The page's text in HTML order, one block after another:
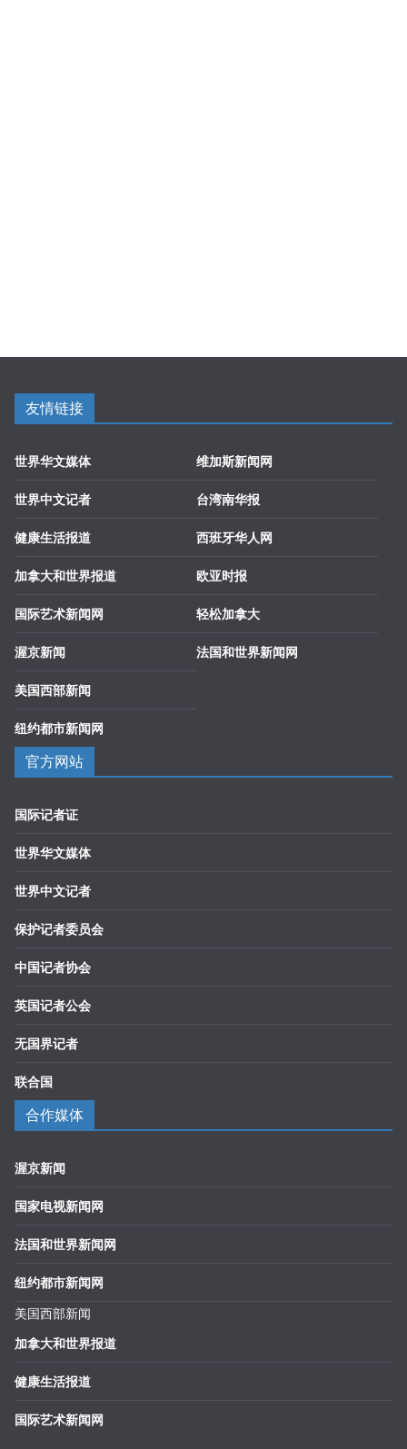
友情链接
世界华文媒体
世界中文记者
健康生活报道
加拿大和世界报道
国际艺术新闻网
渥京新闻
美国西部新闻
纽约都市新闻网
维加斯新闻网
台湾南华报
西班牙华人网
欧亚时报
轻松加拿大
法国和世界新闻网
官方网站
国际记者证
世界华文媒体
世界中文记者
保护记者委员会
中国记者协会
英国记者公会
无国界记者
联合国
合作媒体
渥京新闻
国家电视新闻网
法国和世界新闻网
纽约都市新闻网
美国西部新闻
加拿大和世界报道
健康生活报道
国际艺术新闻网